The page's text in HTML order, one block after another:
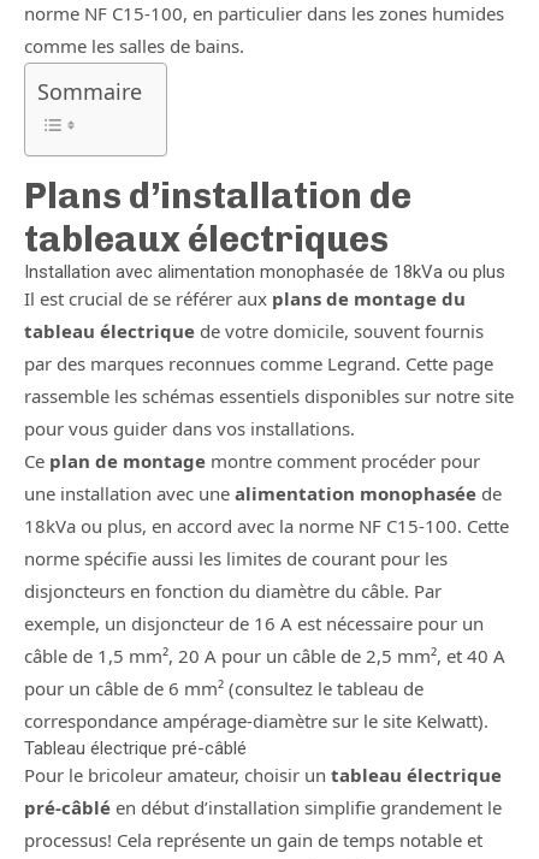
norme NF C15-100, en particulier dans les zones humides
comme les salles de bains.
Sommaire
Plans d’installation de
tableaux électriques
Installation avec alimentation monophasée de 18kVa ou plus
Il est crucial de se référer aux plans de montage du
tableau électrique de votre domicile, souvent fournis
par des marques reconnues comme Legrand. Cette page
rassemble les schémas essentiels disponibles sur notre site
pour vous guider dans vos installations.
Ce plan de montage montre comment procéder pour
une installation avec une alimentation monophasée de
18kVa ou plus, en accord avec la norme NF C15-100. Cette
norme spécifie aussi les limites de courant pour les
disjoncteurs en fonction du diamètre du câble. Par
exemple, un disjoncteur de 16 A est nécessaire pour un
câble de 1,5 mm², 20 A pour un câble de 2,5 mm², et 40 A
pour un câble de 6 mm² (consultez le tableau de
correspondance ampérage-diamètre sur le site Kelwatt).
Tableau électrique pré-câblé
Pour le bricoleur amateur, choisir un tableau électrique
pré-câblé en début d’installation simplifie grandement le
processus! Cela représente un gain de temps notable et